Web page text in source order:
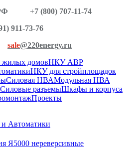
+7 (800) 707-11-74
73-76
sale@220energy.ru
домовНКУ АВР
НКУ для стройплощадок
Силовая НВАМодульная НВА
Силовые разъемыШкафы и корпуса
Проекты
Автоматики
Я5000 нереверсивные